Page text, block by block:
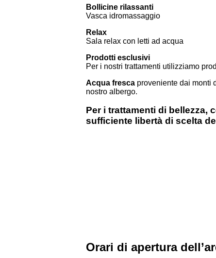
Bollicine rilassanti
Vasca idromassaggio
Relax
Sala relax con letti ad acqua
Prodotti esclusivi
Per i nostri trattamenti utilizziamo
Acqua fresca proveniente dai monti
nostro albergo.
Per i trattamenti di bellezza,
sufficiente libertà di scelta
Orari di apertura